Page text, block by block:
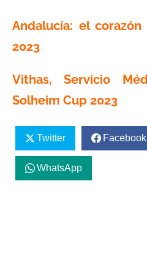
Andalucía: el
2023
Vithas, Servicio
Solheim Cup 2023
Twitter Facebook
WhatsApp